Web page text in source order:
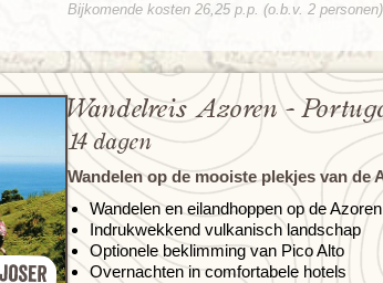
Bijkomende kosten 26,25 p.p. (o.b.v. 2 personen)
Wandelreis Azoren -
14 dagen
Wandelen op de mooiste plekjes van de
Wandelen en eilandhoppen op de Azoren
Indrukwekkend vulkanisch landschap
Optionele beklimming van Pico Alto
Overnachten in comfortabele hotels